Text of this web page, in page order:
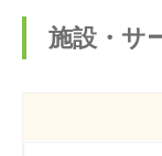
施設・サ